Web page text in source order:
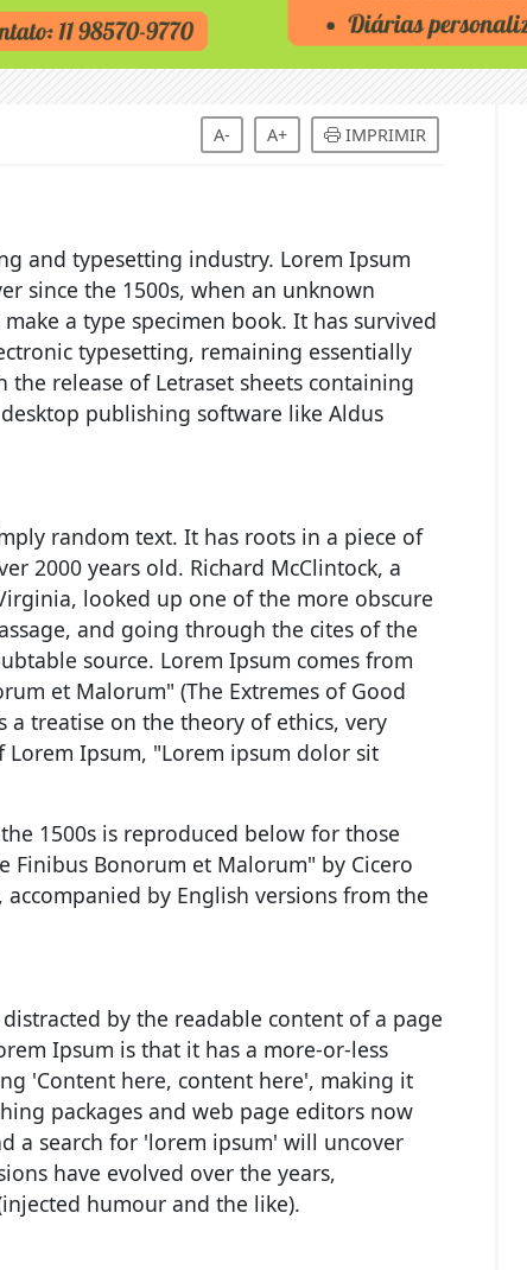
A- A+ IMPRIMIR
and typesetting industry. Lorem Ipsum
since the 1500s, when an unknown
a type specimen book. It has survived
typesetting, remaining essentially
release of Letraset sheets containing
publishing software like Aldus
random text. It has roots in a piece of
2000 years old. Richard McClintock, a
looked up one of the more obscure
and going through the cites of the
source. Lorem Ipsum comes from
et Malorum" (The Extremes of Good
a treatise on the theory of ethics, very
Ipsum, "Lorem ipsum dolor sit
1500s is reproduced below for those
Finibus Bonorum et Malorum" by Cicero
by English versions from the
by the readable content of a page
Ipsum is that it has a more-or-less
'Content here, content here', making it
packages and web page editors now
a search for 'lorem ipsum' will uncover
have evolved over the years,
humour and the like).